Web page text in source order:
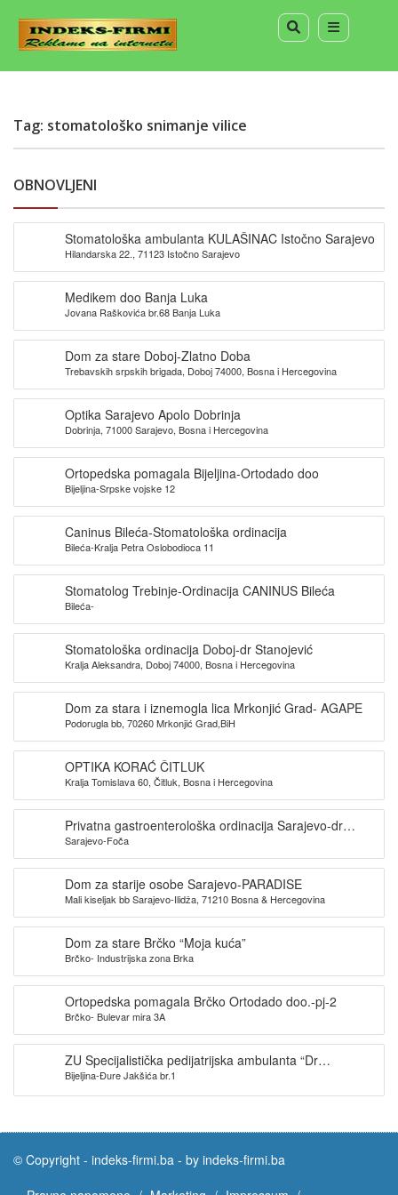
Tag: stomatološko snimanje vilice
OBNOVLJENI
Stomatološka ambulanta KULAŠINAC Istočno Sarajevo
Hilandarska 22., 71123 Istočno Sarajevo
Medikem doo Banja Luka
Jovana Raškovića br.68 Banja Luka
Dom za stare Doboj-Zlatno Doba
Trebavskih srpskih brigada, Doboj 74000, Bosna i Hercegovina
Optika Sarajevo Apolo Dobrinja
Dobrinja, 71000 Sarajevo, Bosna i Hercegovina
Ortopedska pomagala Bijeljina-Ortodado doo
Bijeljina-Srpske vojske 12
Caninus Bileća-Stomatološka ordinacija
Bileća-Kralja Petra Oslobodioca 11
Stomatolog Trebinje-Ordinacija CANINUS Bileća
Bileća-
Stomatološka ordinacija Doboj-dr Stanojević
Kralja Aleksandra, Doboj 74000, Bosna i Hercegovina
Dom za stara i iznemogla lica Mrkonjić Grad- AGAPE
Podorugla bb, 70260 Mrkonjić Grad,BiH
OPTIKA KORAĆ ČITLUK
Kralja Tomislava 60, Čitluk, Bosna i Hercegovina
Privatna gastroenterološka ordinacija Sarajevo-dr
Krunić
Sarajevo-Foča
Dom za starije osobe Sarajevo-PARADISE
Mali kiseljak bb Sarajevo-Ilidža, 71210 Bosna & Hercegovina
Dom za stare Brčko “Moja kuća”
Brčko- Industrijska zona Brka
Ortopedska pomagala Brčko Ortodado doo.-pj-2
Brčko- Bulevar mira 3A
ZU Specijalistička pedijatrijska ambulanta “Dr
KOJADINOVIĆ”
Bijeljina-Đure Jakšića br.1
© Copyright - indeks-firmi.ba - by indeks-firmi.ba